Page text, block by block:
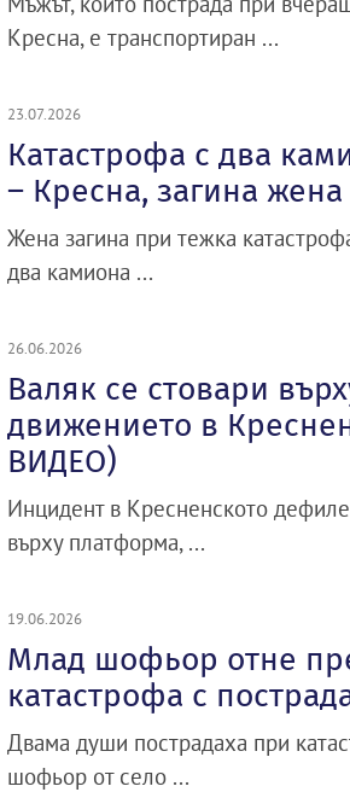
Кресна, е транспортиран ...
23.07.2026
Катастрофа с два
– Кресна, загина жена
Жена загина при тежка
два камиона ...
26.06.2026
Валяк се стовари
движението в
ВИДЕО)
Инцидент в Кресненското
върху платформа, ...
19.06.2026
Млад шофьор отне
катастрофа с
Двама души пострадаха при
шофьор от село ...